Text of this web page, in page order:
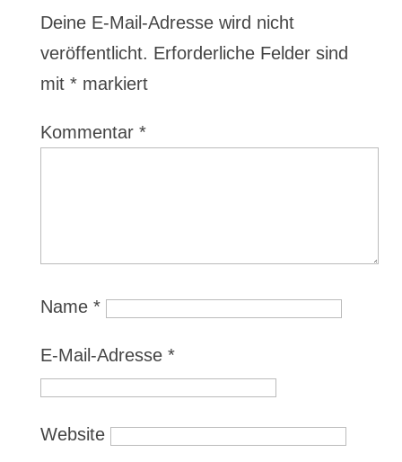
Deine E-Mail-Adresse wird nicht
veröffentlicht. Erforderliche Felder sind
mit *markiert
Kommentar *
Name *
E-Mail-Adresse *
Website